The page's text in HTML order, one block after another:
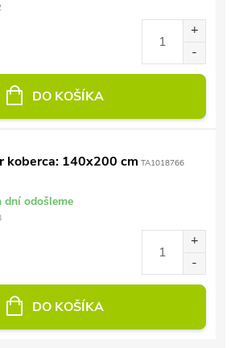
DO KOŠÍKA
koberca: 140x200 cm TA1018766
dní odošleme
DO KOŠÍKA